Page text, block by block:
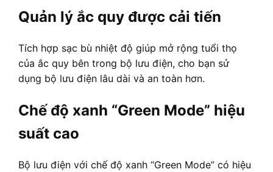
Quản lý ắc quy được cải tiến
Tích hợp sạc bù nhiệt độ giúp mở rộng tuổi thọ
của ắc quy bên trong bộ lưu điện, cho bạn sử
dụng bộ lưu điện lâu dài và an toàn hơn.
Chế độ xanh “Green Mode” hiệu
suất cao
Bộ lưu điện với chế độ xanh “Green Mode” có hiệu